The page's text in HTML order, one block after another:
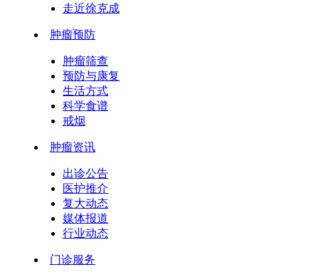
走近徐克成
肿瘤预防
肿瘤筛查
预防与康复
生活方式
科学食谱
戒烟
肿瘤资讯
出诊公告
医护推介
复大动态
媒体报道
行业动态
门诊服务